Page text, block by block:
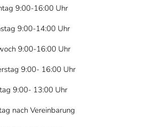
9:00-16:00 Uhr
9:00-14:00 Uhr
9:00-16:00 Uhr
9:00- 16:00 Uhr
9:00- 13:00 Uhr
nach Vereinbarung